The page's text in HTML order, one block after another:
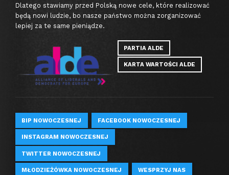
Dlatego stawiamy przed Polską nowe cele, które realizować
będą nowi ludzie, bo nasze państwo można zorganizować
lepiej za te same pieniądze.
PARTIA ALDE
KARTA WARTOŚCI ALDE
BIP NOWOCZESNEJ FACEBOOK NOWOCZESNEJ
INSTAGRAM NOWOCZESNEJ
TWITTER NOWOCZESNEJ
MŁODZIEŻÓWKA NOWOCZESNEJ WESPRZYJ NAS